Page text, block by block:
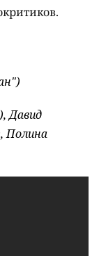
Давид
Полина